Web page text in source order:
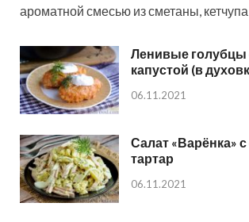
ароматной смесью из сметаны, кетчупа
Ленивые голубцы
капустой (в
06.11.2021
Салат «Варёнка»
тартар
06.11.2021